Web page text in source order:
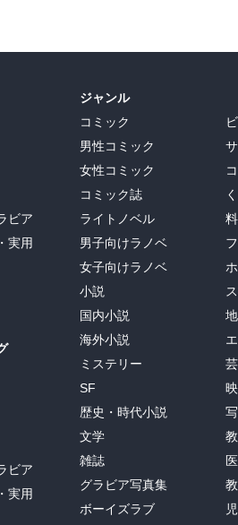
ビア
実用
ビア
実用
ジャンル
コミック
男性コミック
女性コミック
コミック誌
ライトノベル
男子向けラノベ
女子向けラノベ
小説
国内小説
海外小説
ミステリー
SF
歴史・時代小説
文学
雑誌
グラビア写真集
ボーイズラブ